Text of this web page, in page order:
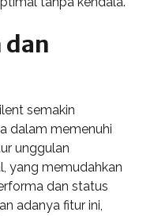
dan
semakin
dalam memenuhi
unggulan
yang memudahkan
dan status
adanya fitur ini,